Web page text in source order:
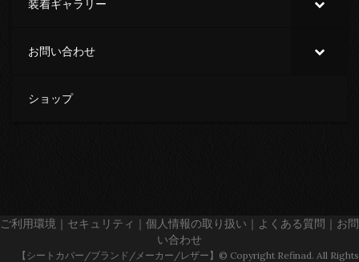
装着ギャラリー
お問い合わせ
ショップ
ご利用環境 ｜ セキュリティ ｜ 個人情報の取り扱い ｜ よくある質問 ｜ お問
い合わせ
【シートカバー/ブランド/メーカー/レザー】© Copyright Refinad. All Rights